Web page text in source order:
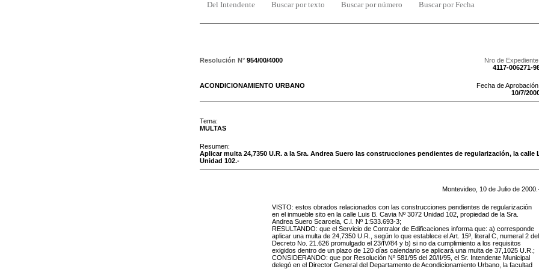
Del Intendente Buscar por texto Buscar por número Buscar por Fecha
Resolución N° 954/00/4000
Nro de
4117-006271-
ACONDICIONAMIENTO URBANO
Fecha de
10/7/
Tema:
MULTAS
Resumen:
Aplicar multa 24,7350 U.R. a la Sra. Andrea Suero las construcciones pendientes de regularización, la calle
Unidad 102.-
Montevideo, 10 de Julio de 2000
VISTO: estos obrados relacionados con las construcciones pendientes de regularización
en el inmueble sito en la calle Luis B. Cavia Nº 3072 Unidad 102, propiedad de la Sra.
Andrea Suero Scarcela, C.I. Nº 1:533.693-3;
RESULTANDO: que el Servicio de Contralor de Edificaciones informa que: a) corresponde
aplicar una multa de 24 ,7350 U.R., según lo que establece el Art. 15º, literal C, numeral 2 del
Decreto No. 21.626 promulgado el 23/IV/84 y b) si no da cumplimiento a los requisitos
exigidos dentro de un plazo de 120 días calendario se aplicará una multa de 37,1025 U.R.;
CONSIDERANDO: que por Resolución Nº 581/95 del 20/II/95, el Sr. Intendente Municipal
delegó en el Director General del Departamento de Acondicionamiento Urbano, la facultad